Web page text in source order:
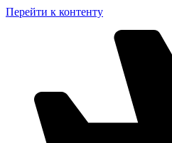
Перейти к контенту